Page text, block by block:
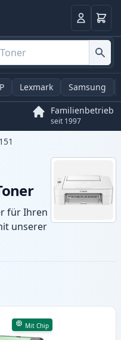
Anmelden
Lexmark Samsung
Familienbetrieb
seit 1997
für Ihren
unserer
aus
Mit Chip